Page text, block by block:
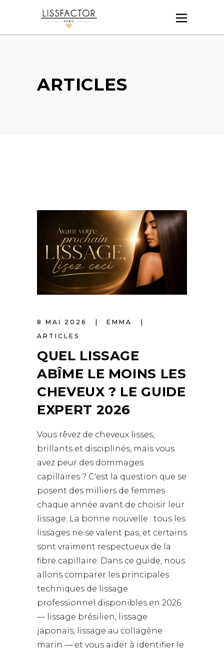
ARTICLES
8 MAI 2026
EMMA
ARTICLES
QUEL LISSAGE
ABÎME LE MOINS LES
CHEVEUX ? LE GUIDE
EXPERT 2026
Vous rêvez de cheveux lisses,
brillants et disciplinés, mais vous
avez peur des dommages
capillaires ? C'est la question que se
posent des milliers de femmes
chaque année avant de choisir leur
lissage. La bonne nouvelle : tous les
lissages ne se valent pas, et certains
sont vraiment respectueux de la
fibre capillaire. Dans ce guide, nous
allons comparer les principales
techniques de lissage
professionnel disponibles en 2026
— lissage brésilien, lissage
japonais, lissage au collagène
marin — et vous aider à identifier le